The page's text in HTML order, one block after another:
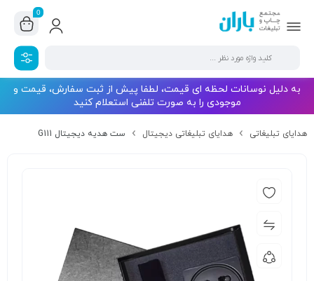
0
به دلیل نوسانات لحظه ای قیمت، لطفا پیش از ثبت سفارش، قیمت و
موجودی را به صورت تلفنی استعلام کنید
هدایای تبلیغاتی هدایای تبلیغاتی دیجیتال ست هدیه دیجیتال G111